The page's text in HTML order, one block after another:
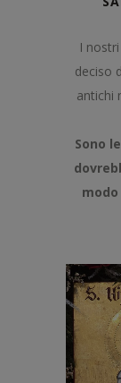
I
deciso
antichi
Sono